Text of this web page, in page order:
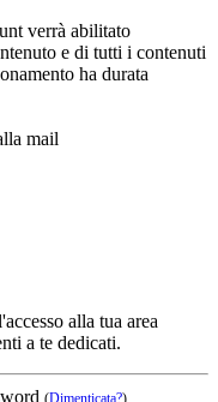
verrà abilitato
e di tutti i contenuti
ha durata
mail
alla tua area
a te dedicati.
(Dimenticata?)